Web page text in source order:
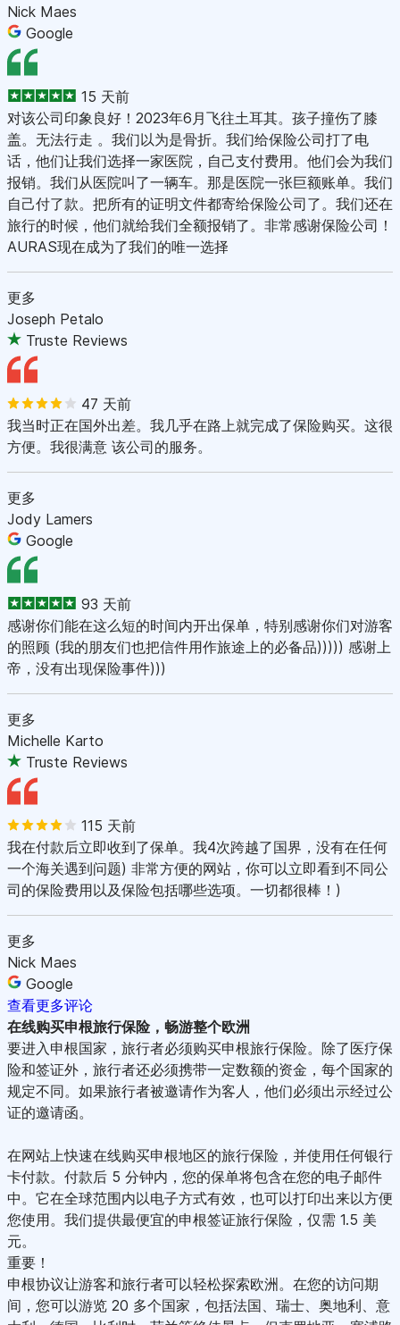
Nick Maes
Google
15 天前
对该公司印象良好！2023年6月飞往土耳其。孩子撞伤了膝
盖。无法行走 。我们以为是骨折。我们给保险公司打了电
话，他们让我们选择一家医院，自己支付费用。他们会为我们
报销。我们从医院叫了一辆车。那是医院一张巨额账单。我们
自己付了款。把所有的证明文件都寄给保险公司了。我们还在
旅行的时候，他们就给我们全额报销了。非常感谢保险公司！
AURAS现在成为了我们的唯一选择
更多
Joseph Petalo
Truste Reviews
47 天前
我当时正在国外出差。我几乎在路上就完成了保险购买。这很
方便。我很满意 该公司的服务。
更多
Jody Lamers
Google
93 天前
感谢你们能在这么短的时间内开出保单，特别感谢你们对游客
的照顾 (我的朋友们也把信件用作旅途上的必备品))))) 感谢上
帝，没有出现保险事件)))
更多
Michelle Karto
Truste Reviews
115 天前
我在付款后立即收到了保单。我4次跨越了国界，没有在任何
一个海关遇到问题) 非常方便的网站，你可以立即看到不同公
司的保险费用以及保险包括哪些选项。一切都很棒！)
更多
Nick Maes
Google
查看更多评论
在线购买申根旅行保险，畅游整个欧洲
要进入申根国家，旅行者必须购买申根旅行保险。除了医疗保
险和签证外，旅行者还必须携带一定数额的资金，每个国家的
规定不同。如果旅行者被邀请作为客人，他们必须出示经过公
证的邀请函。
在网站上快速在线购买申根地区的旅行保险，并使用任何银行
卡付款。付款后 5 分钟内，您的保单将包含在您的电子邮件
中。它在全球范围内以电子方式有效，也可以打印出来以方便
您使用。我们提供最便宜的申根签证旅行保险，仅需 1.5 美
元。
重要！
申根协议让游客和旅行者可以轻松探索欧洲。在您的访问期
间，您可以游览 20 多个国家，包括法国、瑞士、奥地利、意